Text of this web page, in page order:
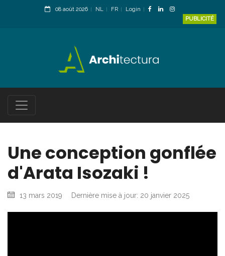
08 août 2026 NL FR
Login
PUBLICITÉ
Une conception gonflée
d'Arata Isozaki !
13 mars 2019 Dernière mise à jour: 20 janvier 2025